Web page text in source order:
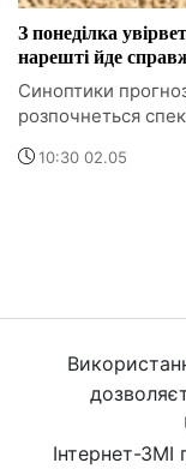
З понеділка
нарешті йде
Синоптики
розпочнеться
10:30 02.05
Інтернет-ЗМІ